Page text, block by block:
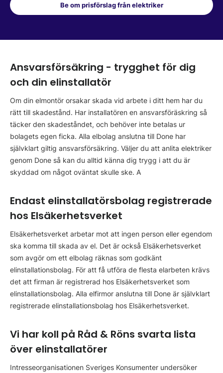
Be om prisförslag från elektriker
Ansvarsförsäkring - trygghet för dig
och din elinstallatör
Om din elmontör orsakar skada vid arbete i ditt hem har du
rätt till skadestånd. Har installatören en ansvarsföräskring så
täcker den skadeståndet, och behöver inte betalas ur
bolagets egen ficka. Alla elbolag anslutna till Done har
självklart giltig ansvarsförsäkring. Väljer du att anlita elektriker
genom Done så kan du alltid känna dig trygg i att du är
skyddad om något oväntat skulle ske. A
Endast elinstallatörsbolag registrerade
hos Elsäkerhetsverket
Elsäkerhetsverket arbetar mot att ingen person eller egendom
ska komma till skada av el. Det är också Elsäkerhetsverket
som avgör om ett elbolag räknas som godkänt
elinstallationsbolag. För att få utföra de flesta elarbeten krävs
det att firman är registrerad hos Elsäkerhetsverket som
elinstallationsbolag. Alla elfirmor anslutna till Done är självklart
registrerade elinstallationsbolag hos Elsäkerhetsverket.
Vi har koll på Råd & Röns svarta lista
över elinstallatörer
Intresseorganisationen Sveriges Konsumenter undersöker